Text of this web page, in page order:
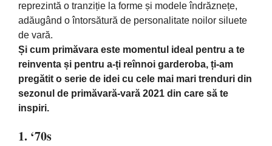
reprezintă o tranziție la forme și modele îndrăznețe,
adăugând o întorsătură de personalitate noilor siluete
de vară.
Și cum primăvara este momentul ideal pentru a te
reinventa și pentru a-ți reînnoi garderoba, ți-am
pregătit o serie de idei cu cele mai mari trenduri din
sezonul de primăvară-vară 2021 din care să te
inspiri.
1. ‘70s